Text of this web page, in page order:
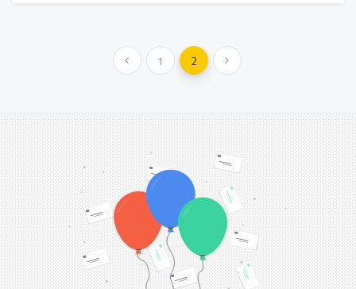
« Previous 1 2 Next »